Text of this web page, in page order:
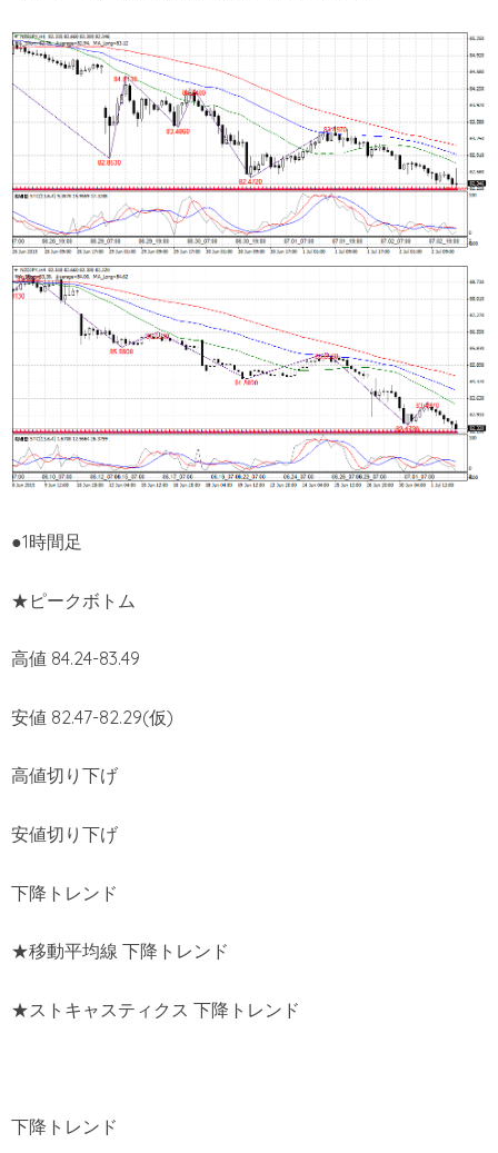
●1時間足
★ピークボトム
高値 84.24-83.49
安値 82.47-82.29(仮)
高値切り下げ
安値切り下げ
下降トレンド
★移動平均線 下降トレンド
★ストキャスティクス 下降トレンド
下降トレンド